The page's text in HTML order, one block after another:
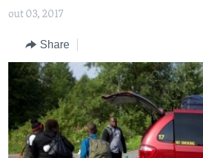
SUIV NOU
Languages
out 03, 2017
Share